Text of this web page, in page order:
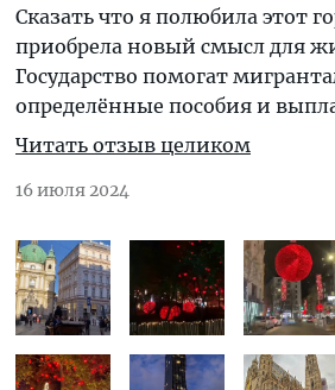
Сказать что я полюбила этот
приобрела новый смысл для
Государство помогат
определённые пособия и
Читать отзыв целиком
16 июля 2024